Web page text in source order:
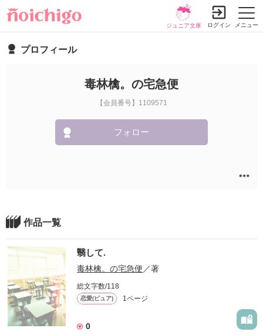
メニュー
ジュニア文庫 ログイン
プロフィール
毒林檎。の宅急便
【会員番号】1109571
フォロー
作品一覧
翳して.
毒林檎。の宅急便 ／著
総文字数/118
恋愛(ピュア) 1ページ
0